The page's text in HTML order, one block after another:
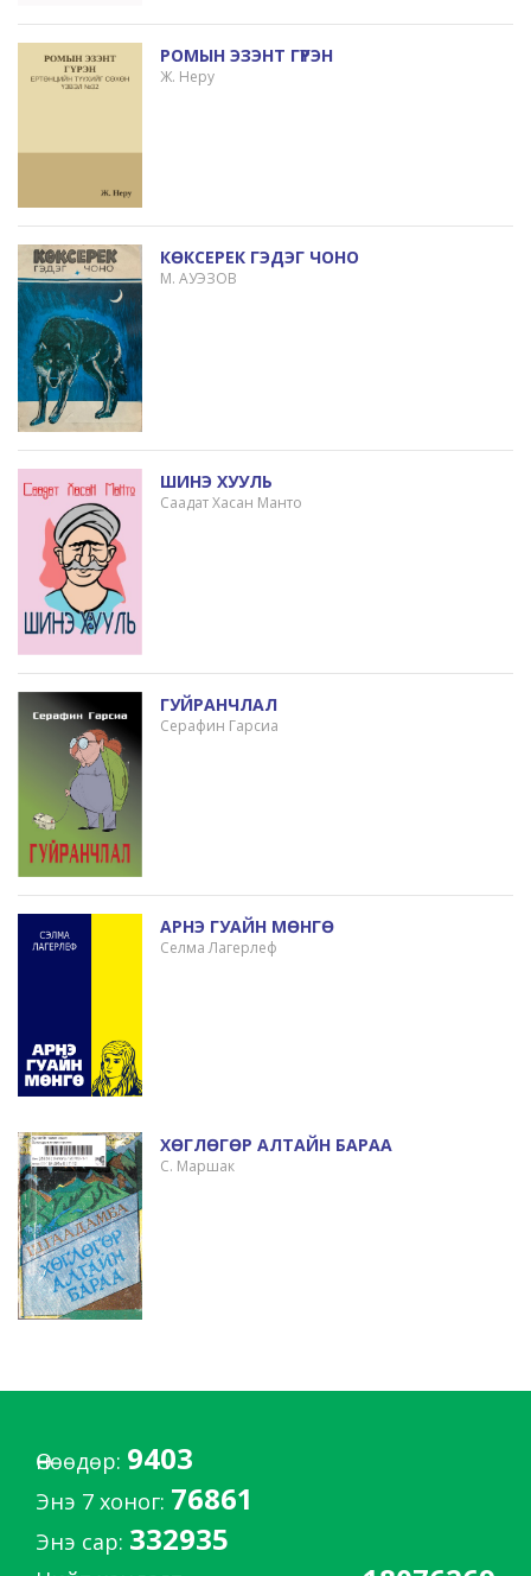
РОМЫН ЭЗЭНТ ГҮРЭН
Ж. Неру
КӨКСЕРЕК ГЭДЭГ ЧОНО
М. АУЭЗОВ
ШИНЭ ХУУЛЬ
Саадат Хасан Манто
ГУЙРАНЧЛАЛ
Серафин Гарсиа
АРНЭ ГУАЙН МӨНГӨ
Селма Лагерлеф
ХӨГЛӨГӨР АЛТАЙН БАРАА
С. Маршак
Өнөөдөр: 9403
Энэ 7 хоног: 76861
Энэ сар: 332935